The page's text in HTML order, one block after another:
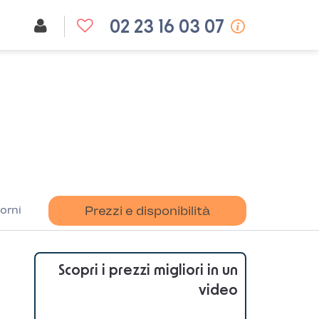
02 23 16 03 07
Prezzi e disponibilità
Scopri i prezzi migliori in un
video